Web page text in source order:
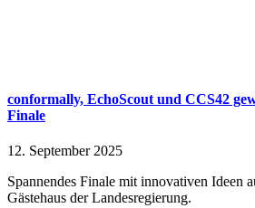
conformally, EchoScout und CCS42
Finale
12. September 2025
Spannendes Finale mit innovativen Ideen
Gästehaus der Landesregierung.